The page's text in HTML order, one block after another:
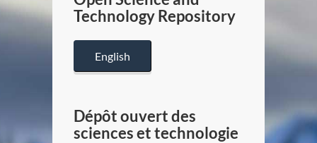
Canada
Technology Repository
English
Dépôt ouvert des
sciences et technologie